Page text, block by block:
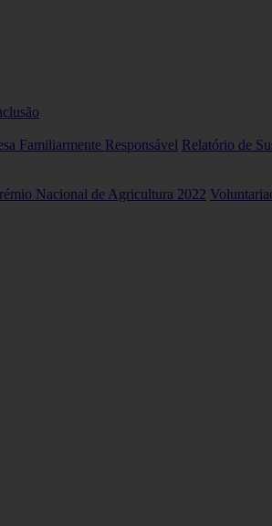
Familiarmente Responsável Relatório de
Nacional de Agricultura 2022